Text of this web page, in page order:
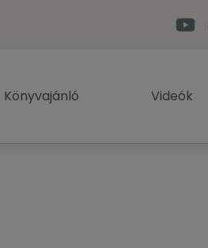
Könyvajánló Videók